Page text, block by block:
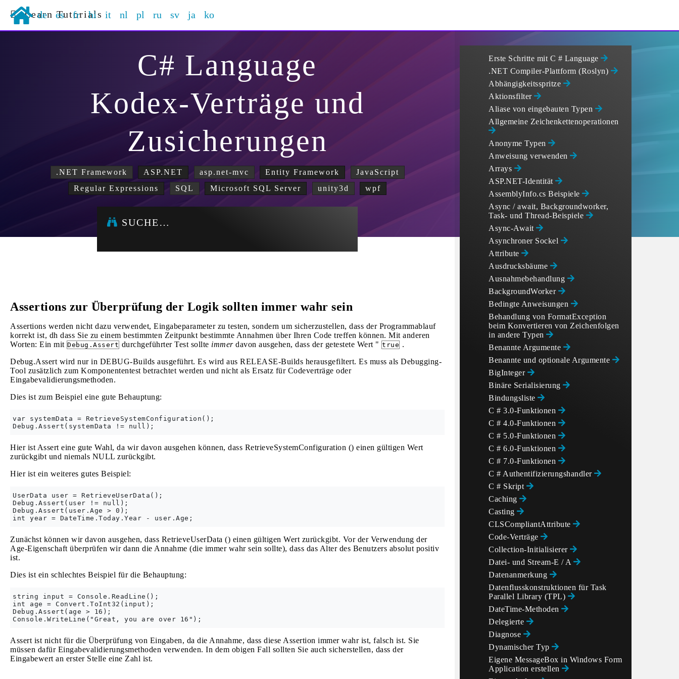
Learn Tutorials
de es fr hi it nl pl ru sv ja ko
C# Language
Kodex-Verträge und
Zusicherungen
.NET Framework ASP.NET asp.net-mvc Entity Framework
JavaScript
Regular Expressions
SQL Microsoft SQL Server unity3d wpf
SUCHE…
Assertions zur Überprüfung der Logik sollten immer wahr sein
Assertions werden nicht dazu verwendet, Eingabeparameter zu testen, sondern um sicherzustellen, dass der Programmablauf
korrekt ist, dh dass Sie zu einem bestimmten Zeitpunkt bestimmte Annahmen über Ihren Code treffen können. Mit anderen
Worten: Ein mit Debug.Assert durchgeführter Test sollte immerdavon ausgehen, dass der getestete Wert " true .
Debug.Assert wird nur in DEBUG-Builds ausgeführt. Es wird aus RELEASE-Builds herausgefiltert. Es muss als Debugging-
Tool zusätzlich zum Komponententest betrachtet werden und nicht als Ersatz für Codeverträge oder
Eingabevalidierungsmethoden.
Dies ist zum Beispiel eine gute Behauptung:
var systemData = RetrieveSystemConfiguration();
Hier ist Assert eine gute Wahl, da wir davon ausgehen können, dass RetrieveSystemConfiguration () einen gültigen Wert
zurückgibt und niemals NULL zurückgibt.
Hier ist ein weiteres gutes Beispiel:
UserData user = RetrieveUserData();
Debug.Assert(user != null);
Debug.Assert(user.Age > 0);
Zunächst können wir davon ausgehen, dass RetrieveUserData () einen gültigen Wert zurückgibt. Vor der Verwendung der
Age-Eigenschaft überprüfen wir dann die Annahme (die immer wahr sein sollte), dass das Alter des Benutzers absolut positiv
ist.
Dies ist ein schlechtes Beispiel für die Behauptung:
string input = Console.ReadLine();
int age = Convert.ToInt32(input);
Debug.Assert(age > 16);
Assert ist nicht für die Überprüfung von Eingaben, da die Annahme, dass diese Assertion immer wahr ist, falsch ist. Sie
müssen dafür Eingabevalidierungsmethoden verwenden. In dem obigen Fall sollten Sie auch sicherstellen, dass der
Eingabewert an erster Stelle eine Zahl ist.
Erste Schritte mit C # Language
.NET Compiler-Plattform (Roslyn)
Abhängigkeitsspritze
Aktionsfilter
Aliase von eingebauten Typen
Allgemeine Zeichenkettenoperationen
Anonyme Typen
Anweisung verwenden
Arrays
ASP.NET-Identität
AssemblyInfo.cs Beispiele
Async / await, Backgroundworker,
Task- und Thread-Beispiele
Async-Await
Asynchroner Sockel
Attribute
Ausdrucksbäume
Ausnahmebehandlung
BackgroundWorker
Bedingte Anweisungen
Behandlung von FormatException
beim Konvertieren von Zeichenfolgen
in andere Typen
Benannte Argumente
Benannte und optionale Argumente
BigInteger
Binäre Serialisierung
Bindungsliste
C # 3.0-Funktionen
C # 4.0-Funktionen
C # 5.0-Funktionen
C # 6.0-Funktionen
C # 7.0-Funktionen
C # Authentifizierungshandler
C # Skript
Caching
Casting
CLSCompliantAttribute
Code-Verträge
Collection-Initialisierer
Datei- und Stream-E / A
Datenanmerkung
Datenflusskonstruktionen für Task
Parallel Library (TPL)
DateTime-Methoden
Delegierte
Diagnose
Dynamischer Typ
Eigene MessageBox in Windows Form
Application erstellen